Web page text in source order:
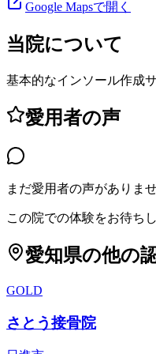
Google Mapsで開く
当院について
基本的なインソール作成
愛用者の声
まだ愛用者の声がありま
この院での体験をお待ち
愛知県の他の
GOLD
さとう接骨院